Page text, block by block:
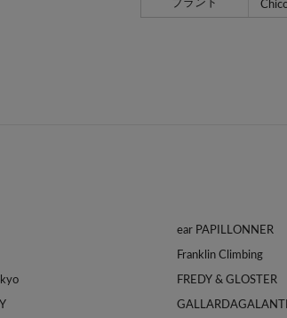
ブランド
ear PAPILLONNER
Franklin Climbing
FREDY & GLOSTER